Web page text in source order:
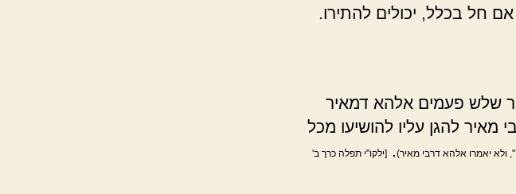
חל בכלל, יכולים להתירו.
שלש פעמים אלהא דמאיר
מאיר להגן עליו להושיעו מכל
ולא יאמרו אלהא דרבי מאיר) [ילקו"י תפלה כרך ב'